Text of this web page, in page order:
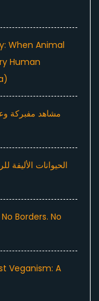
When Animal
Human
مشاهد مفبركة
الحيوانات الأليفة
Borders. No
Veganism: A